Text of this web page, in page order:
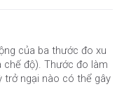
của ba thước đo xu
chế độ). Thước đo làm
trở ngại nào có thể gây